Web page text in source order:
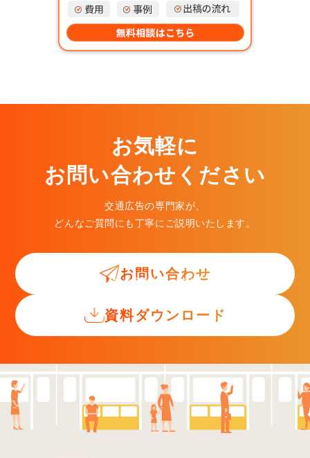
お気軽に
お問い合わせください
交通広告の専門家が、
どんなご質問にも丁寧にご説明いたします。
お問い合わせ
交通広告入門ガイド
資料ダウンロード